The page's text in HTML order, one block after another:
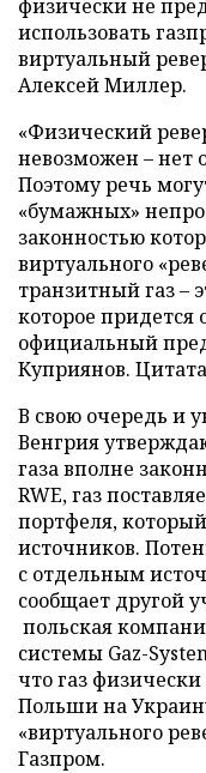
физически не
использовать
виртуальный
Алексей Миллер.
«Физический
невозможен – нет
Поэтому речь
«бумажных»
законностью
виртуального
транзитный газ –
которое придется
официальный
Куприянов.
В свою очередь и
Венгрия
газа вполне
RWE, газ
портфеля,
источников.
с отдельным
сообщает другой
польская
системы Gaz-
что газ
Польши на
«виртуального
Газпром.